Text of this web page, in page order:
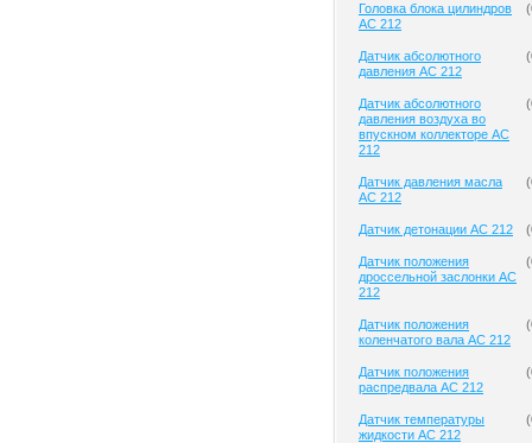
Головка блока цилиндров
AC 212
(
Датчик абсолютного
давления AC 212
(
Датчик абсолютного
давления воздуха во
впускном коллекторе AC
212
(
Датчик давления масла
AC 212
(
Датчик детонации AC 212 (
Датчик положения
дроссельной заслонки AC
212
(
Датчик положения
коленчатого вала AC 212
(
Датчик положения
распредвала AC 212
(
Датчик температуры
жидкости AC 212
(